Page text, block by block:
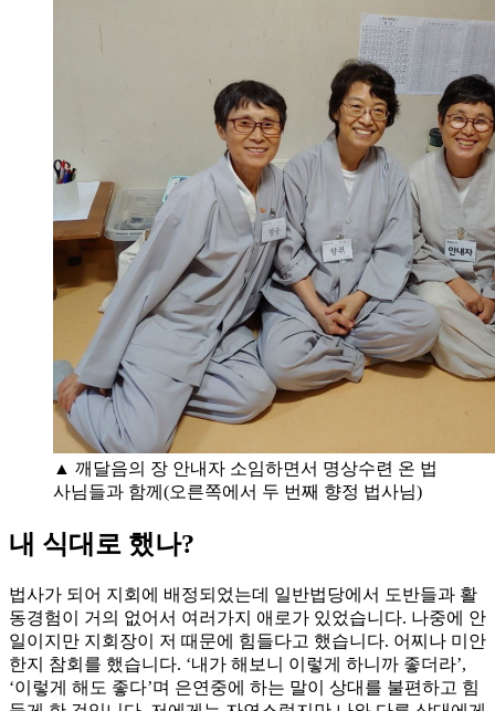
▲ 깨달음의 장 안내자 소임하면서 명상수련 온 법
사님들과 함께(오른쪽에서 두 번째 향정 법사님)
내 식대로 했나?
법사가 되어 지회에 배정되었는데 일반법당에서 도반들과 활
동경험이 거의 없어서 여러가지 애로가 있었습니다. 나중에 안
일이지만 지회장이 저 때문에 힘들다고 했습니다. 어찌나 미안
한지 참회를 했습니다. ‘내가 해보니 이렇게 하니까 좋더라’,
‘이렇게 해도 좋다’며 은연중에 하는 말이 상대를 불편하고 힘